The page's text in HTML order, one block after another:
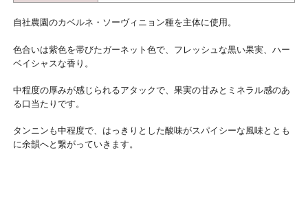
自社農園のカベルネ・ソーヴィニョン種を主体に使用。
色合いは紫色を帯びたガーネット色で、フレッシュな黒い果実、ハー
ベイシャスな香り。
中程度の厚みが感じられるアタックで、果実の甘みとミネラル感のあ
る口当たりです。
タンニンも中程度で、はっきりとした酸味がスパイシーな風味ととも
に余韻へと繋がっていきます。